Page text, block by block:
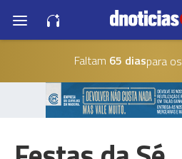
Faltam 65 diaspara os